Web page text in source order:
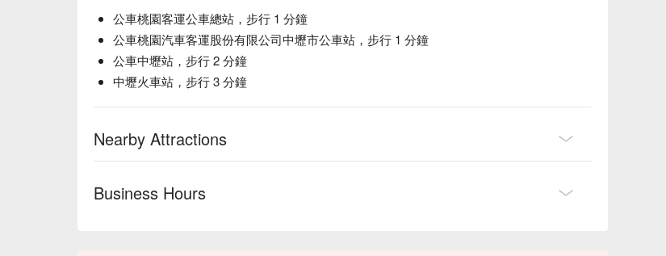
公車桃園客運公車總站，步行 1 分鐘
公車桃園汽車客運股份有限公司中壢市公車站，步行 1 分鐘
公車中壢站，步行 2 分鐘
中壢火車站，步行 3 分鐘
Nearby Attractions
Business Hours